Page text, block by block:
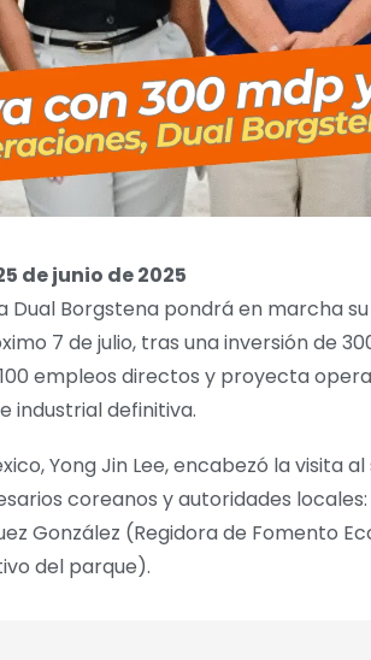
de junio de 2025
Dual Borgstena pondrá en marcha
7 de julio, tras una inversión de
empleos directos y proyecta
industrial definitiva.
Yong Jin Lee, encabezó la visita
coreanos y autoridades
González (Regidora de Fomento
del parque).